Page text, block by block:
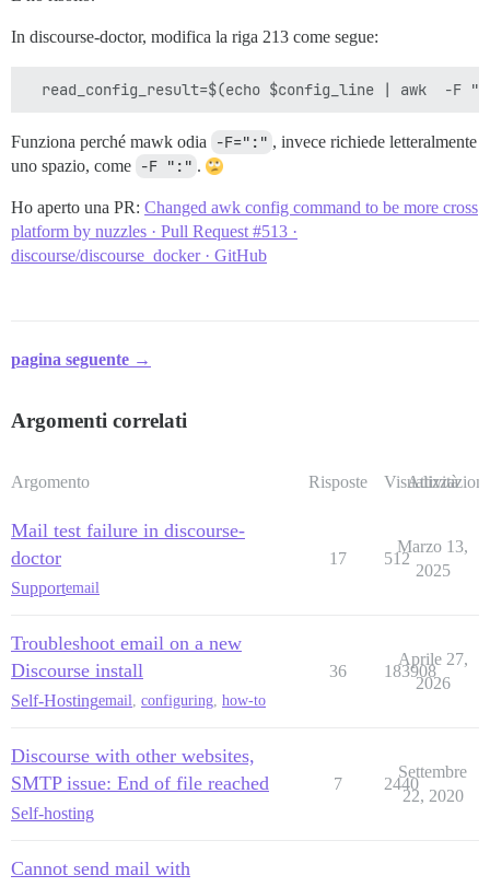
In discourse-doctor, modifica la riga 213 come segue:
Funziona perché mawk odia -F=":" , invece richiede letteralmente
uno spazio, come -F ":" .
Ho aperto una PR: Changed awk config command to be more cross
platform by nuzzles · Pull Request #513 ·
discourse/discourse_docker · GitHub
pagina seguente →
Argomenti correlati
Argomento Risposte Visualizzazioni
Attività
Mail test failure in discourse-
doctor
Supportemail
17 512
Marzo 13,
2025
Troubleshoot email on a new
Discourse install
Self-Hostingemail, configuring, how-to
36 183908
Aprile 27,
2026
Discourse with other websites,
SMTP issue: End of file reached
Self-hosting
7 2440
Settembre
22, 2020
Cannot send mail with